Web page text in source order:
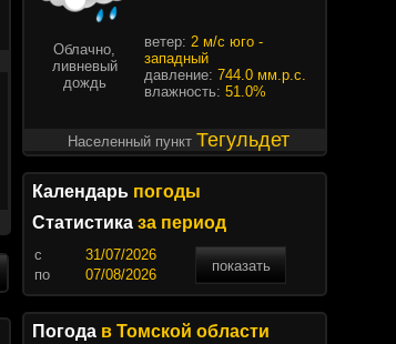
Облачно,
ливневый
дождь
ветер: 2 м/с юго -
западный
давление: 744.0 мм.р.с.
влажность: 51.0%
Населенный пункт Тегульдет
Календарь погоды
Статистика за период
c
показать
по
Погода в Томской области